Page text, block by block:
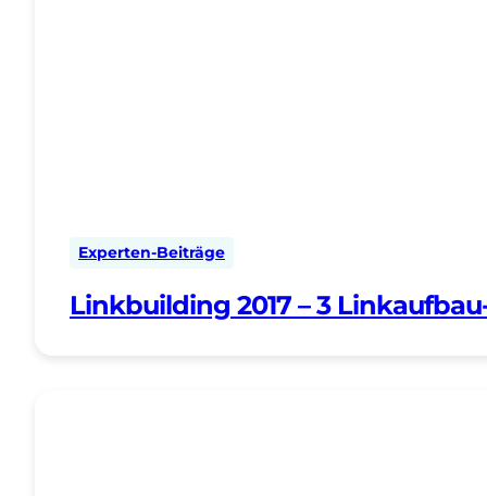
Experten-Beiträge
Linkbuilding 2017 – 3